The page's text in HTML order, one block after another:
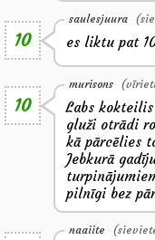
10
saulesjuura
es liktu pat
10
murisons
Labs
gluži otrādi
kā pārcēlies
Jebkurā
pilnīgi bez
naaiite